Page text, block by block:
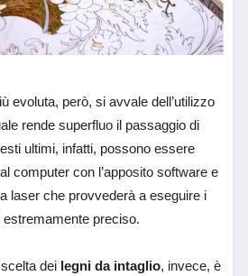
evoluta, però, si avvale dell’utilizzo
rende superfluo il passaggio di
ultimi, infatti, possono essere
computer con l’apposito software e
laser che provvederà a eseguire i
preciso.
dei legni da intaglio, invece, è